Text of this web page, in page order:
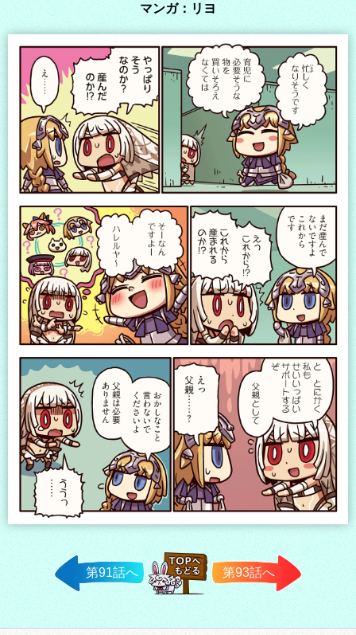
マンガ：リヨ
第91話へ
TOP済へ
戻る
第93話へ